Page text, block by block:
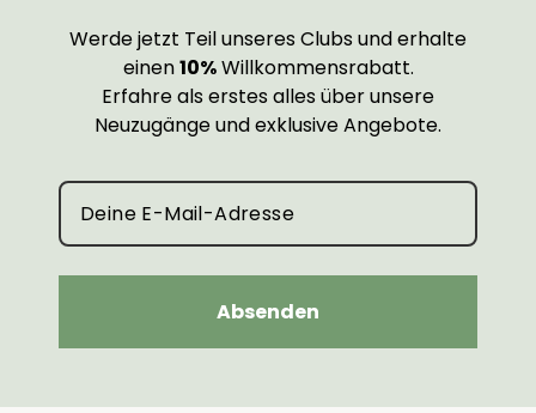
Werde jetzt Teil unseres Clubs und erhalte
einen10%Willkommensrabatt.
Erfahre als erstes alles über unsere
Neuzugänge und exklusive Angebote.
Absenden